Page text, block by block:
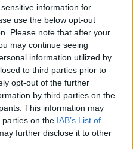
information for
use the below opt-out
Please note that after your
may continue seeing
information utilized by
to third parties prior to
opt-out of the further
by third parties on the
This information may
parties on the IAB’s List of
further disclose it to other
diákok? Sokan már
elképesztő,